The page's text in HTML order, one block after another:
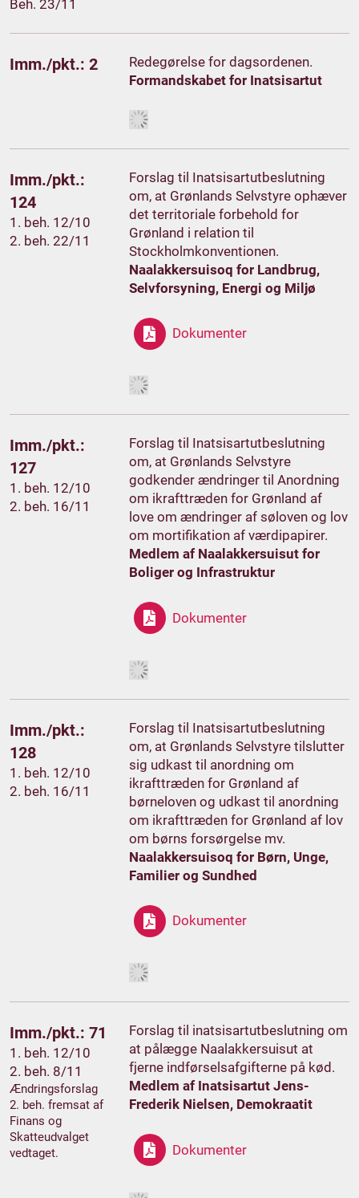
Beh. 23/11
Imm./pkt.: 2
Redegørelse for dagsordenen.
Formandskabet for Inatsisartut
Imm./pkt.:
124
1. beh. 12/10
2. beh. 22/11
Forslag til Inatsisartutbeslutning
om, at Grønlands Selvstyre ophæver
det territoriale forbehold for
Grønland i relation til
Stockholmkonventionen.
Naalakkersuisoq for Landbrug,
Selvforsyning, Energi og Miljø
Dokumenter
Imm./pkt.:
127
1. beh. 12/10
2. beh. 16/11
Forslag til Inatsisartutbeslutning
om, at Grønlands Selvstyre
godkender ændringer til Anordning
om ikrafttræden for Grønland af
love om ændringer af søloven og lov
om mortifikation af værdipapirer.
Medlem af Naalakkersuisut for
Boliger og Infrastruktur
Dokumenter
Imm./pkt.:
128
1. beh. 12/10
2. beh. 16/11
Forslag til Inatsisartutbeslutning
om, at Grønlands Selvstyre tilslutter
sig udkast til anordning om
ikrafttræden for Grønland af
børneloven og udkast til anordning
om ikrafttræden for Grønland af lov
om børns forsørgelse mv.
Naalakkersuisoq for Børn, Unge,
Familier og Sundhed
Dokumenter
Imm./pkt.: 71
1. beh. 12/10
2. beh. 8/11
Ændringsforslag
2. beh. fremsat af
Finans og
Skatteudvalget
vedtaget.
Forslag til inatsisartutbeslutning om
at pålægge Naalakkersuisut at
fjerne indførselsafgifterne på kød.
Medlem af Inatsisartut Jens-
Frederik Nielsen, Demokraatit
Dokumenter